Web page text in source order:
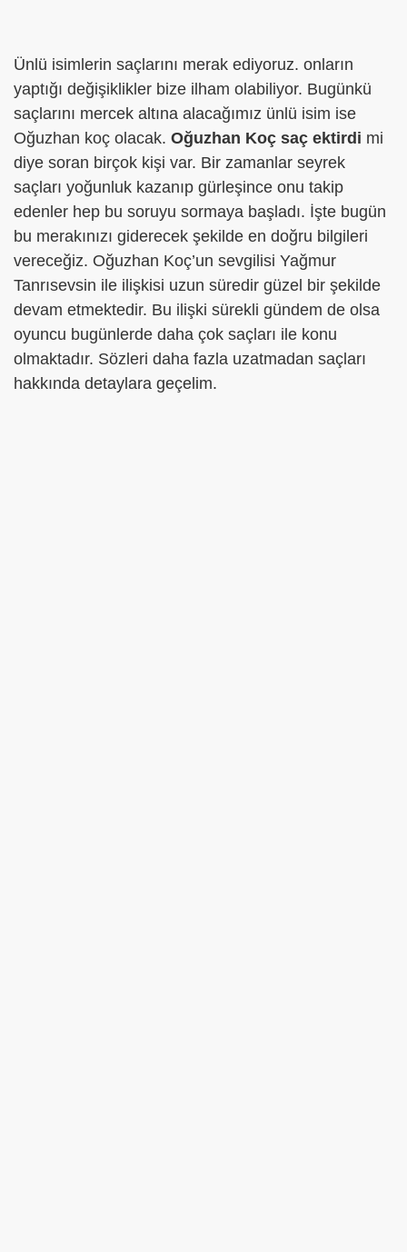
Ünlü isimlerin saçlarını merak ediyoruz. onların
yaptığı değişiklikler bize ilham olabiliyor. Bugünkü
saçlarını mercek altına alacağımız ünlü isim ise
Oğuzhan koç olacak. Oğuzhan Koç saç ektirdi mi
diye soran birçok kişi var. Bir zamanlar seyrek
saçları yoğunluk kazanıp gürleşince onu takip
edenler hep bu soruyu sormaya başladı. İşte bugün
bu merakınızı giderecek şekilde en doğru bilgileri
vereceğiz. Oğuzhan Koç’un sevgilisi Yağmur
Tanrısevsin ile ilişkisi uzun süredir güzel bir şekilde
devam etmektedir. Bu ilişki sürekli gündem de olsa
oyuncu bugünlerde daha çok saçları ile konu
olmaktadır. Sözleri daha fazla uzatmadan saçları
hakkında detaylara geçelim.